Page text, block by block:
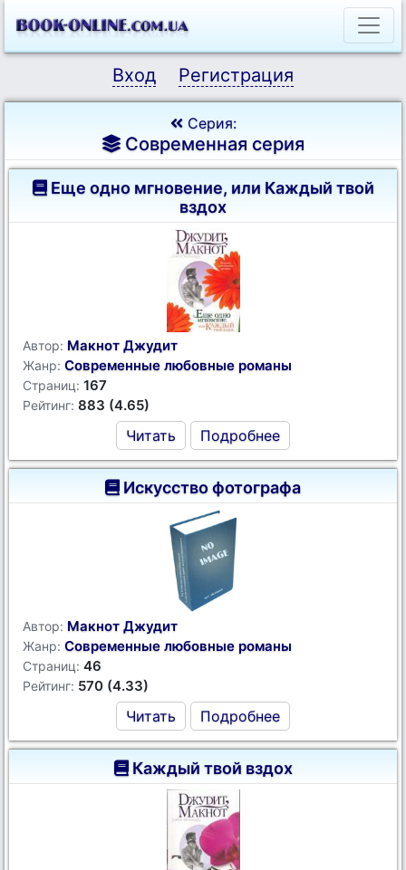
Вход Регистрация
Серия:
Современная серия
Еще одно мгновение, или Каждый твой
вздох
Автор: Макнот Джудит
Жанр: Современные любовные романы
Страниц: 167
Рейтинг: 883 (4.65)
Читать Подробнее
Искусство фотографа
Автор: Макнот Джудит
Жанр: Современные любовные романы
Страниц: 46
Рейтинг: 570 (4.33)
Читать Подробнее
Каждый твой вздох